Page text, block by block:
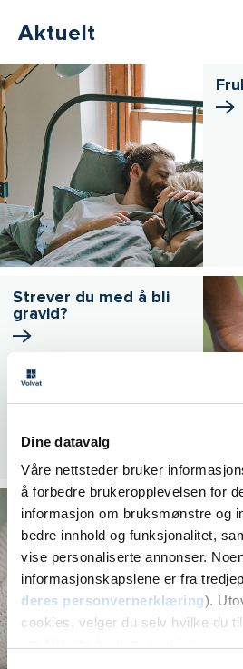
Dine datavalg
Våre nettsteder bruker
å forbedre brukeropplevelsen for
informasjon om bruksmønstre og
bedre innhold og funksjonalitet,
vise personaliserte annonser.
informasjonskapslene er fra
deres personvernerklæring).
cookies, velger du selv hvilke du
Aktuelt
Strever du med å bli
gravid?